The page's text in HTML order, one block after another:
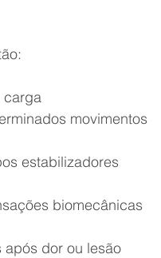
carga
movimentos
estabilizadores
biomecânicas
após dor ou lesão